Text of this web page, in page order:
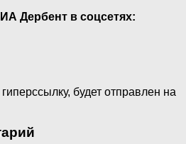
Дербент в соцсетях:
будет отправлен на